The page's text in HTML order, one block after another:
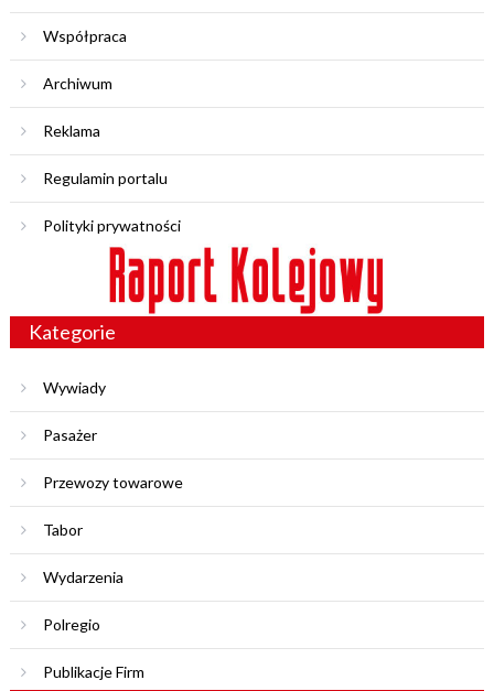
Współpraca
Archiwum
Reklama
Regulamin portalu
Polityki prywatności
Kategorie
Wywiady
Pasażer
Przewozy towarowe
Tabor
Wydarzenia
Polregio
Publikacje Firm